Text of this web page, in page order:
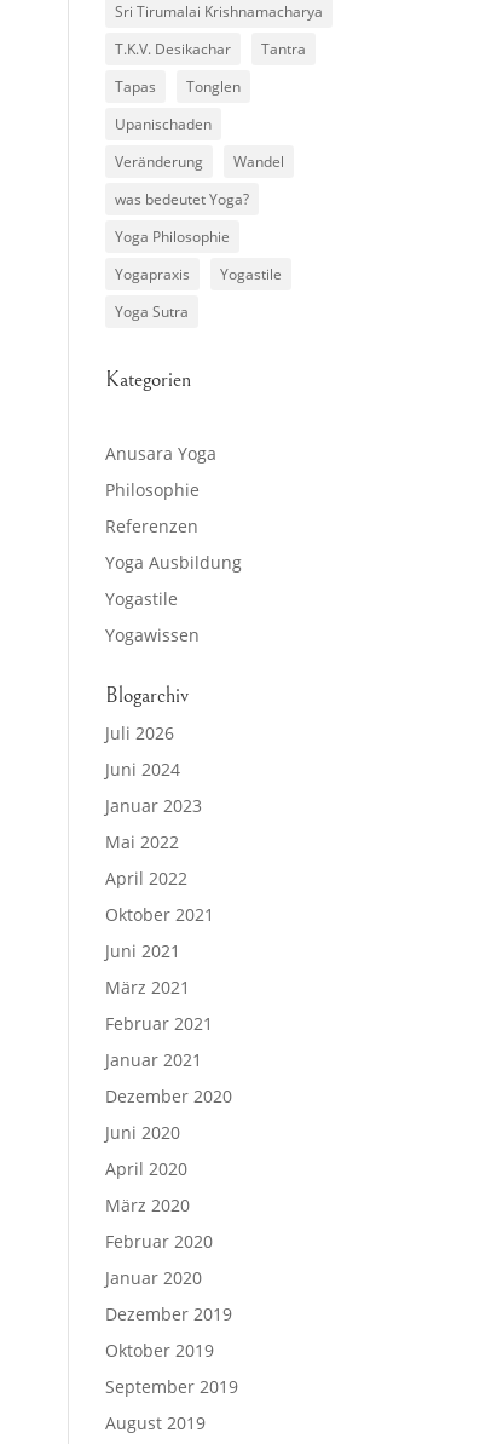
Sri Tirumalai Krishnamacharya
T.K.V. Desikachar
Tantra
Tapas
Tonglen
Upanischaden
Veränderung
Wandel
was bedeutet Yoga?
Yoga Philosophie
Yogapraxis
Yogastile
Yoga Sutra
Kategorien
Anusara Yoga
Philosophie
Referenzen
Yoga Ausbildung
Yogastile
Yogawissen
Blogarchiv
Juli 2026
Juni 2024
Januar 2023
Mai 2022
April 2022
Oktober 2021
Juni 2021
März 2021
Februar 2021
Januar 2021
Dezember 2020
Juni 2020
April 2020
März 2020
Februar 2020
Januar 2020
Dezember 2019
Oktober 2019
September 2019
August 2019